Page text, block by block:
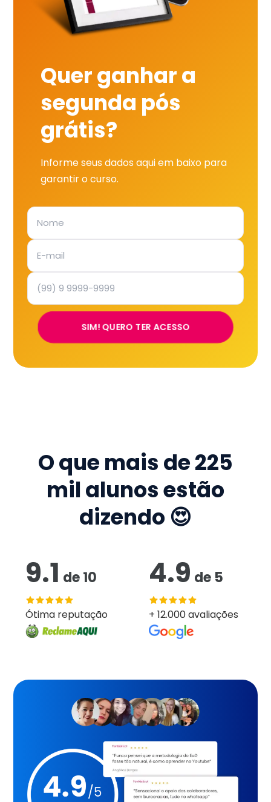
Quer ganhar a
segunda pós
grátis?
Informe seus dados aqui em baixo para
garantir o curso.
SIM! QUERO TER ACESSO
O que mais de225
mil alunos estão
dizendo 😍
9.1 de10
Ótima reputação
4.9 de 5
+ 12.000 avaliações